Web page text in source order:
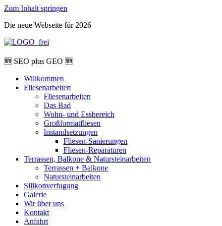
Zum Inhalt springen
Die neue Webseite für 2026
🆕 SEO plus GEO 🆕
Willkommen
Fliesenarbeiten
Fliesenarbeiten
Das Bad
Wohn- und Essbereich
Großformatfliesen
Instandsetzungen
Fliesen-Sanierungen
Fliesen-Reparaturen
Terrassen, Balkone & Natursteinarbeiten
Terrassen + Balkone
Natursteinarbeiten
Silikonverfugung
Galerie
Wir über uns
Kontakt
Anfahrt